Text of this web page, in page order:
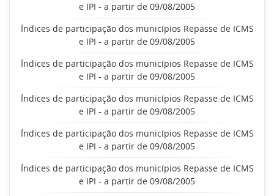
e IPI - a partir de 09/08/2005
Índices de participação dos municípios Repasse de ICMS
e IPI - a partir de 09/08/2005
Índices de participação dos municípios Repasse de ICMS
e IPI - a partir de 09/08/2005
Índices de participação dos municípios Repasse de ICMS
e IPI - a partir de 09/08/2005
Índices de participação dos municípios Repasse de ICMS
e IPI - a partir de 09/08/2005
Índices de participação dos municípios Repasse de ICMS
e IPI - a partir de 09/08/2005